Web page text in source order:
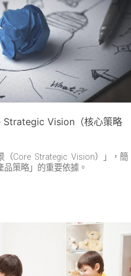
Strategic Vision（核心策略
（Core Strategic Vision）」，簡
品策略」的重要依據。